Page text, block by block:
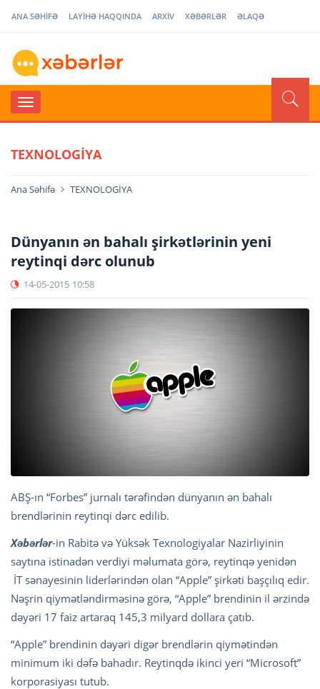
ANA SƏHİFƏ LAYİHƏ HAQQINDA ARXİV XƏBƏRLƏR ƏLAQƏ
TEXNOLOGİYA
Ana Səhifə TEXNOLOGİYA
Dünyanın ən bahalı şirkətlərinin yeni
reytinqi dərc olunub
14-05-2015 10:58
ABŞ-ın “Forbes” jurnalı tərəfindən dünyanın ən bahalı
brendlərinin reytinqi dərc edilib.
Xəbərlər-in Rabitə və Yüksək Texnologiyalar Nazirliyinin
saytına istinadən verdiyi məlumata görə, reytinqə yenidən
İT sənayesinin liderlərindən olan “Apple” şirkəti başçılıq edir.
Nəşrin qiymətləndirməsinə görə, “Apple” brendinin il ərzində
dəyəri 17 faiz artaraq 145,3 milyard dollara çatıb.
“Apple” brendinin dəyəri digər brendlərin qiymətindən
minimum iki dəfə bahadır. Reytinqdə ikinci yeri “Microsoft”
korporasiyası tutub.